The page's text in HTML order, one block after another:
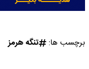
برچسب ها: تنگه هرمز